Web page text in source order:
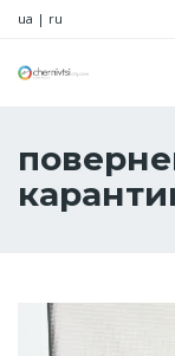
ua | ru